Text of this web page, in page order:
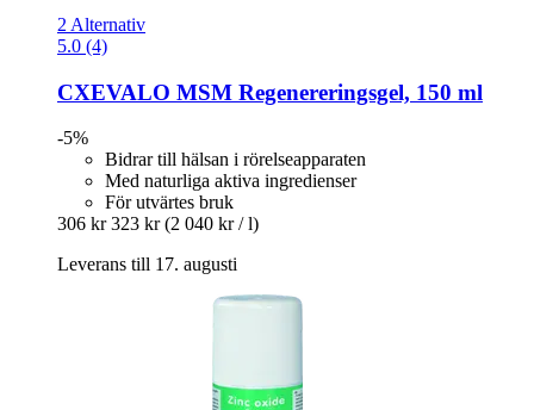
2 Alternativ
5.0 (4)
CXEVALO MSM Regenereringsgel, 150 ml
-5%
Bidrar till hälsan i rörelseapparaten
Med naturliga aktiva ingredienser
För utvärtes bruk
306 kr 323 kr (2 040 kr / l)
Leverans till 17. augusti